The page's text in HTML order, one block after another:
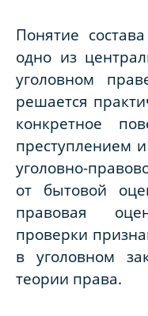
Понятие
одно из
уголовном
решается
конкретное
преступлением
уголовно-
от бытовой
правовая
проверки
в уголовном
теории права.